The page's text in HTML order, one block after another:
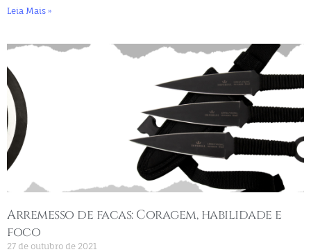
Leia Mais »
Arremesso de facas: Coragem, habilidade e
foco
27 de outubro de 2021